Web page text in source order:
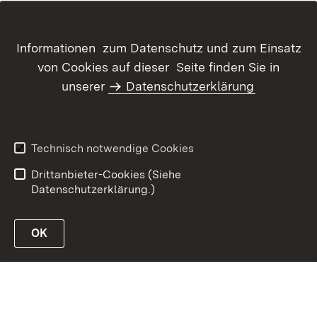
Informationen zum Datenschutz und zum Einsatz
von Cookies auf dieser Seite finden Sie in
unserer
Datenschutzerklärung
Technisch notwendige Cookies
Drittanbieter-Cookies (Siehe
Datenschutzerklärung.)
OK